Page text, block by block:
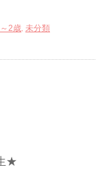
2歳, 未分類
★